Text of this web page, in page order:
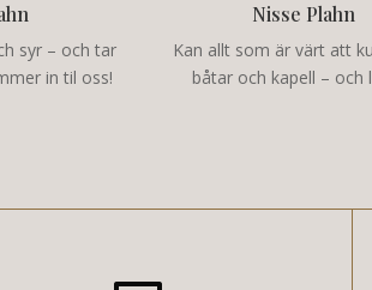
syr – och tar
in til oss!
Nisse Plahn
Kan allt som är värt att
båtar och kapell – och